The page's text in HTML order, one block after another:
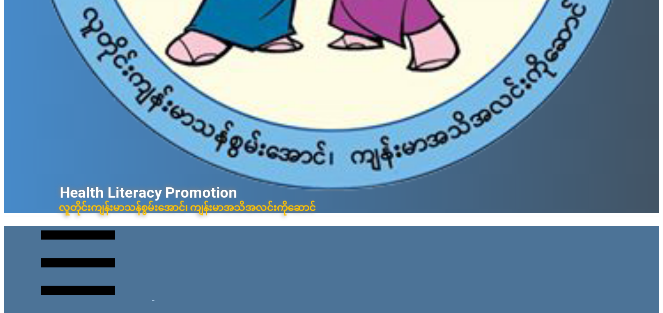
Health Litera​cy ​Promotion
လူတိုင်းကျန်းမာသန်စွမ်းအောင်၊ ကျန်းမာအသိအလင်းကိုဆောင်